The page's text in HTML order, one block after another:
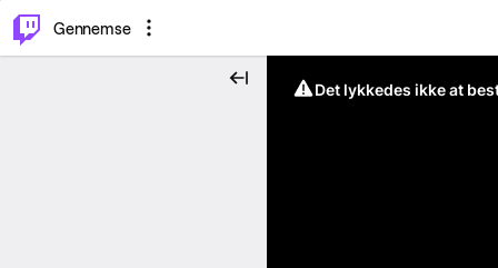
Gennemse
Det lykkedes ikke at